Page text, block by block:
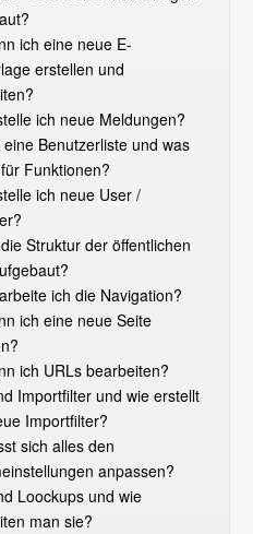
ich eine neue E-
erstellen und
ich neue Meldungen?
eine Benutzerliste und was
Funktionen?
ich neue User /
Struktur der öffentlichen
ich die Navigation?
ich eine neue Seite
ich URLs bearbeiten?
Importfilter und wie erstellt
Importfilter?
sich alles den
anpassen?
Loockups und wie
man sie?